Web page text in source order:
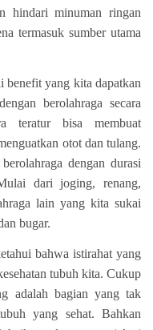
hindari minuman ringan
termasuk sumber utama
benefit yang kita dapatkan
berolahraga secara
teratur bisa membuat
otot dan tulang.
dengan durasi
dari joging, renang,
lain yang kita sukai
bugar.
bahwa istirahat yang
tubuh kita. Cukup
adalah bagian yang tak
yang sehat. Bahkan